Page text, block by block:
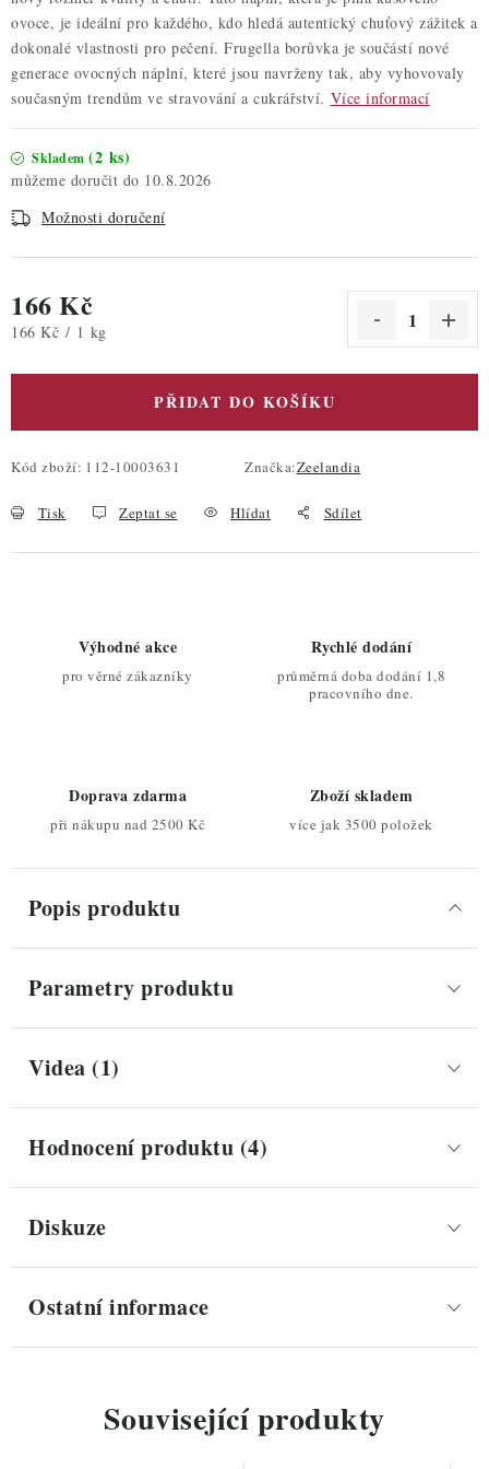
ovoce, je ideální pro každého, kdo hledá autentický chuťový zážitek a
dokonalé vlastnosti pro pečení. Frugella borůvka je součástí nové
generace ovocných náplní, které jsou navrženy tak, aby vyhovovaly
současným trendům ve stravování a cukrářství. Více informací
Skladem (2 ks)
10.8.2026
Možnosti doručení
166 Kč
Měrná cena:
166 Kč / 1 kg
PŘIDAT DO KOŠÍKU
Kód zboží: 112-10003631 Značka:Zeelandia
Tisk Zeptat se Hlídat Sdílet
Výhodné akce
pro věrné zákazníky
Rychlé dodání
průměrná doba dodání 1,8
pracovního dne.
Doprava zdarma
při nákupu nad 2500 Kč
Zboží skladem
více jak 3500 položek
Popis produktu
Parametry produktu
Videa (1)
Hodnocení produktu (4)
Diskuze
Ostatní informace
Související produkty